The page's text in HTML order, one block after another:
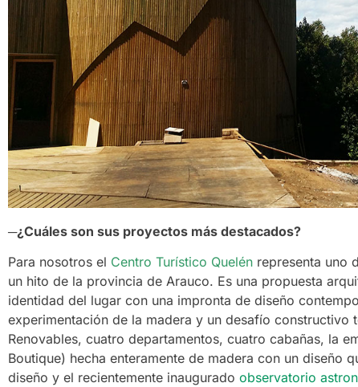
─¿Cuáles son sus proyectos más destacados?
Para nosotros el Centro Turístico Quelén representa uno
un hito de la provincia de Arauco. Es una propuesta
identidad del lugar con una impronta de diseño
experimentación de la madera y un desafío
Renovables, cuatro departamentos, cuatro cabañas, la
Boutique) hecha enteramente de madera con un diseño
diseño y el recientemente inaugurado observatorio